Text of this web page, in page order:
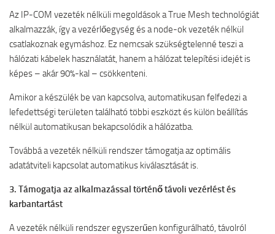
Az IP-COM vezeték nélküli megoldások a True Mesh technológiát
alkalmazzák, így a vezérlőegység és a node-ok vezeték nélkül
csatlakoznak egymáshoz. Ez nemcsak szükségtelenné teszi a
hálózati kábelek használatát, hanem a hálózat telepítési idejét is
képes – akár 90%-kal – csökkenteni.
Amikor a készülék be van kapcsolva, automatikusan felfedezi a
lefedettségi területen található többi eszközt és külön beállítás
nélkül automatikusan bekapcsolódik a hálózatba.
Továbbá a vezeték nélküli rendszer támogatja az optimális
adatátviteli kapcsolat automatikus kiválasztását is.
3. Támogatja az alkalmazással történő távoli vezérlést és
karbantartást
A vezeték nélküli rendszer egyszerűen konfigurálható, távolról